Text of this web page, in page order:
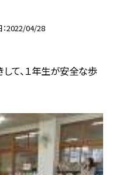
2022/04/28
て、１年生が安全な歩